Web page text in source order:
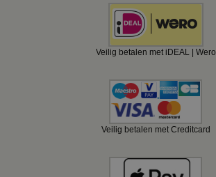
Veilig betalen met iDEAL | Wero
Veilig betalen met Creditcard